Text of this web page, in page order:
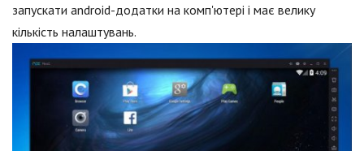
запускати android-додатки на комп'ютері і має велику
кількість налаштувань.